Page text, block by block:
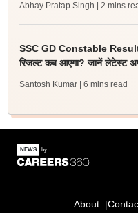
Abhay Pratap Singh | 2 mins
SSC GD Constable Result
रिजल्ट कब आएगा? जानें लेटेस्ट
Santosh Kumar | 6 mins read
About